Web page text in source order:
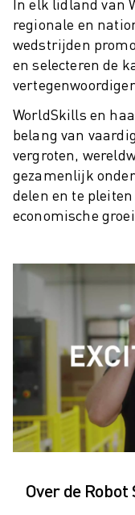
MATERIAL HANDLING
VERFSPUITEN
PALLETISEREN
PUNTLASSEN
VISION INSPECTIE
DRAADVONKEN EDM
CASE STUDIES
CUSTOMER SERVICE
CUSTOMER CARE
FANUC PLANS
SERVICE & ONDERHOUD
SPARE PARTS
DIGITALE SERVICE TOOLS
E-STORE
DOWNLOAD CENTER »
OPLEIDING & ONDERWIJS
FANUC ACADEMY
OPLOSSINGEN VOOR
OPLOSSINGEN VOOR HET
WORLDSKILLS & JONG
NIEUWS & MEDIA
In elk lidland van
regionale en
wedstrijden
en selecteren de
WorldSkills en
belang van
vergroten,
gezamenlijk
delen en te
economische
Over de